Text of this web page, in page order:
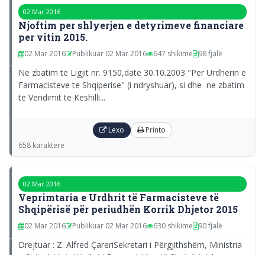
02 Mar 2016
Njoftim per shlyerjen e detyrimeve financiare
per vitin 2015.
02 Mar 2016 Publikuar 02 Mar 2016 647 shikime 98 fjalë
Ne zbatim te Ligjit nr. 9150,date 30.10.2003 "Per Urdherin e
Farmacisteve te Shqiperise" (i ndryshuar), si dhe ne zbatim
te Vendimit te Keshilli...
Lexo Printo
658 karaktere
02 Mar 2016
Veprimtaria e Urdhrit të Farmacisteve të
Shqipërisë për periudhën Korrik­ Dhjetor 2015
02 Mar 2016 Publikuar 02 Mar 2016 630 shikime 90 fjalë
Drejtuar : Z. Alfred ÇareriSekretari i Përgjithshëm, Ministria